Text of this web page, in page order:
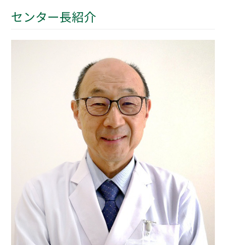
センター長紹介